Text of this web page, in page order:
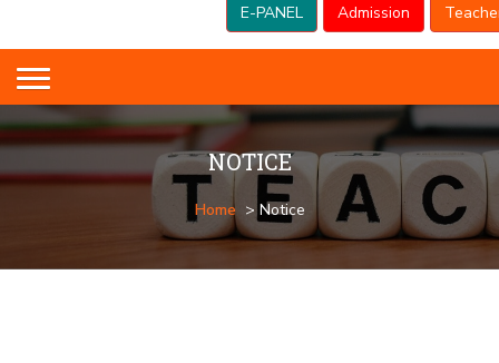
E-PANEL Admission
NOTICE
Home > Notice